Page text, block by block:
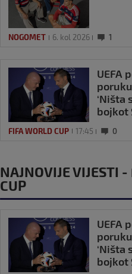
NOGOMET 6. kol 2026 1
UEFA
‘Ništa
bojkot
FIFA WORLD CUP 17:45 0
NAJNOVIJE VIJESTI
CUP
UEFA
‘Ništa
bojkot